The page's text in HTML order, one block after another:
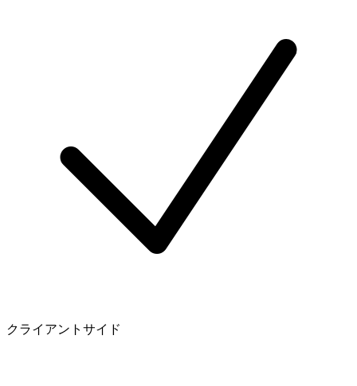
クライアントサイド